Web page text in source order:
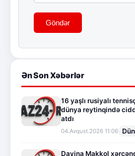
Göndər
Ən Son Xəbərlər
16 yaşlı rusiyalı
dünya reytinqində
atdı
04.Avqust.2026 11:06
Davina Makkol